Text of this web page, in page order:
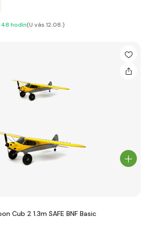
hodín(U vás 12.08.)
Cub 2 1.3m SAFE BNF Basic